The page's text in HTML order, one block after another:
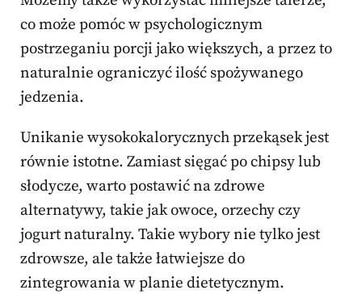
co może pomóc w psychologicznym
postrzeganiu porcji jako większych, a przez to
naturalnie ograniczyć ilość spożywanego
jedzenia.
Unikanie wysokokalorycznych przekąsek jest
równie istotne. Zamiast sięgać po chipsy lub
słodycze, warto postawić na zdrowe
alternatywy, takie jak owoce, orzechy czy
jogurt naturalny. Takie wybory nie tylko jest
zdrowsze, ale także łatwiejsze do
zintegrowania w planie dietetycznym.